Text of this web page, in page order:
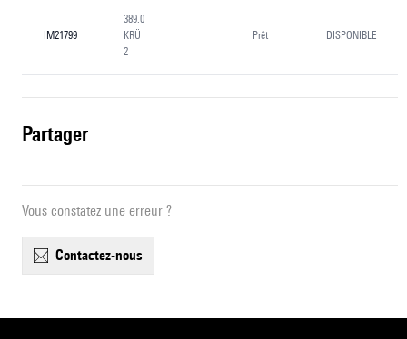
IM21799
389.0
KRÜ
2
Prêt DISPONIBLE
partager
Vous constatez une erreur ?
contactez-nous